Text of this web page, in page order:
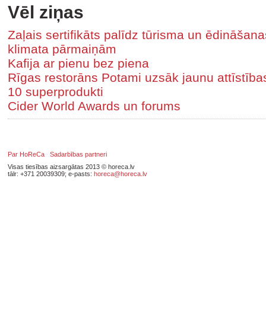
Vēl ziņas
Zaļais sertifikāts palīdz tūrisma un
klimata pārmaiņām
Kafija ar pienu bez piena
Rīgas restorāns Potami uzsāk jaunu
10 superprodukti
Cider World Awards un forums
Par HoReCa
Sadarbības partneri
Visas tiesības aizsargātas 2013 © horeca.lv
tālr: +371 20039309; e-pasts: horeca@horeca.lv